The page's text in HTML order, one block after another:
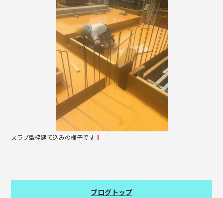
スラブ型枠建て込みの様子です
ブログトップ